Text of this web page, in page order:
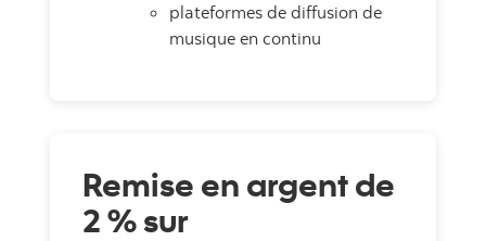
plateformes de diffusion de
musique en continu
Remise en argent de
2 % sur